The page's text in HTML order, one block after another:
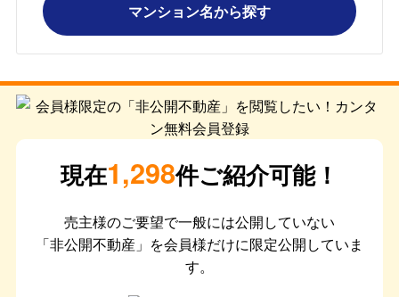
マンション名から探す
現在1,298件ご紹介可能！
売主様のご要望で一般には公開していない
「非公開不動産」を会員様だけに限定公開していま
す。